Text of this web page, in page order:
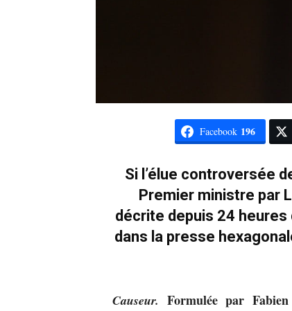
Facebook 196
Si l’élue controversée
Premier ministre par
décrite depuis 24 heures
dans la presse
Causeur. Formulée par